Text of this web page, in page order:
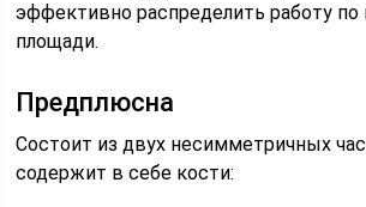
эффективно распределить работу по
площади.
Предплюсна
Состоит из двух несимметричных
содержит в себе кости: